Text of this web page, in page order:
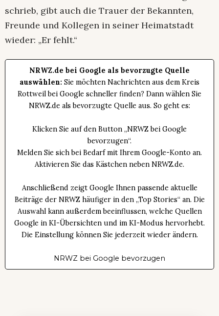
schrieb, gibt auch die Trauer der Bekannten,
Freunde und Kollegen in seiner Heimatstadt
wieder: „Er fehlt.“
NRWZ.de bei Google als bevorzugte Quelle
auswählen: Sie möchten Nachrichten aus dem Kreis
Rottweil bei Google schneller finden? Dann wählen Sie
NRWZ.de als bevorzugte Quelle aus. So geht es:
Klicken Sie auf den Button „NRWZ bei Google
bevorzugen“.
Melden Sie sich bei Bedarf mit Ihrem Google-Konto an.
Aktivieren Sie das Kästchen neben NRWZ.de.
Anschließend zeigt Google Ihnen passende aktuelle
Beiträge der NRWZ häufiger in den „Top Stories“ an. Die
Auswahl kann außerdem beeinflussen, welche Quellen
Google in KI-Übersichten und im KI-Modus hervorhebt.
Die Einstellung können Sie jederzeit wieder ändern.
NRWZ bei Google bevorzugen